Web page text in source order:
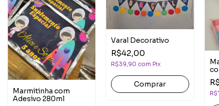
Marmitinha com
Adesivo 280ml
Varal Decorativo
R$42,00
R$39,90com Pix
Comprar